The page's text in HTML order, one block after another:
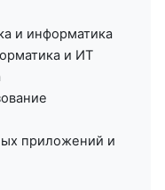
и информатика
и ИТ
приложений и